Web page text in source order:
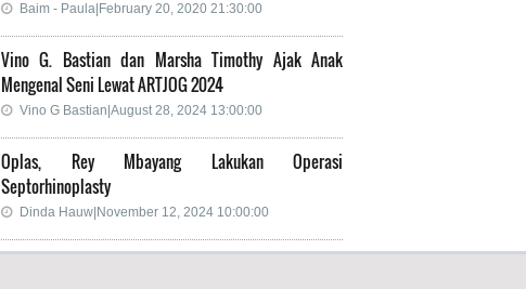
Baim - Paula|February 20, 2020 21:30:00
Vino G. Bastian dan Marsha Timothy Ajak Anak
Mengenal Seni Lewat ARTJOG 2024
Vino G Bastian|August 28, 2024 13:00:00
Oplas, Rey Mbayang Lakukan Operasi
Septorhinoplasty
Dinda Hauw|November 12, 2024 10:00:00